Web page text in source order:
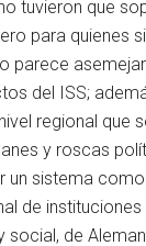
tuvieron que
para quienes
parece
del ISS;
regional que
y roscas
un sistema
de
social, de